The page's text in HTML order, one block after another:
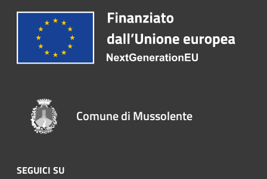
Comune di Mussolente
SEGUICI SU